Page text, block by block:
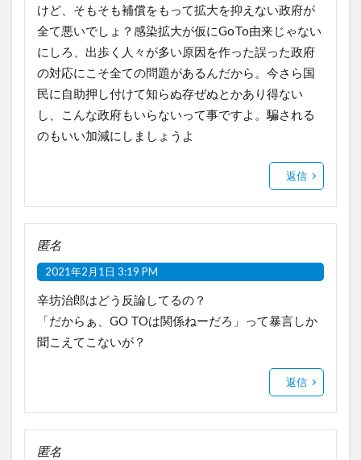
けど、そもそも補償をもって拡大を抑えない政府が
全て悪いでしょ？感染拡大が仮にGoTo由来じゃない
にしろ、出歩く人々が多い原因を作った誤った政府
の対応にこそ全ての問題があるんだから。今さら国
民に自助押し付けて知らぬ存ぜぬとかあり得ない
し、こんな政府もいらないって事ですよ。騙される
のもいい加減にしましょうよ
返信
匿名
2021年2月1日 3:19 PM
辛坊治郎はどう反論してるの？
「だからぁ、GO TOは関係ねーだろ」って暴言しか
聞こえてこないが？
返信
匿名